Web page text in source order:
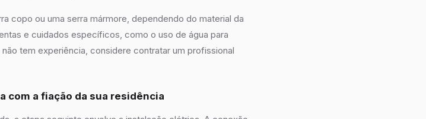
copo ou uma serra mármore, dependendo do material da
e cuidados específicos, como o uso de água para
tem experiência, considere contratar um profissional
com a fiação da sua residência